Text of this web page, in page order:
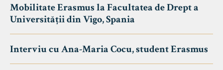
Mobilitate Erasmus la Facultatea de Drept a
Universității din Vigo, Spania
Interviu cu Ana-Maria Cocu, student Erasmus